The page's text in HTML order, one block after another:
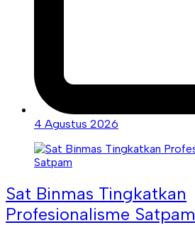
4 Agustus 2026
Sat Binmas Tingkatkan
Profesionalisme Satpam